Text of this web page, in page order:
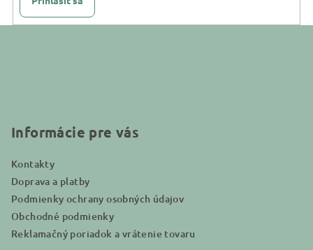
Informácie pre vás
Kontakty
Doprava a platby
Podmienky ochrany osobných údajov
Obchodné podmienky
Reklamačný poriadok a vrátenie tovaru